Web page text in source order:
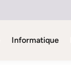
Informatique